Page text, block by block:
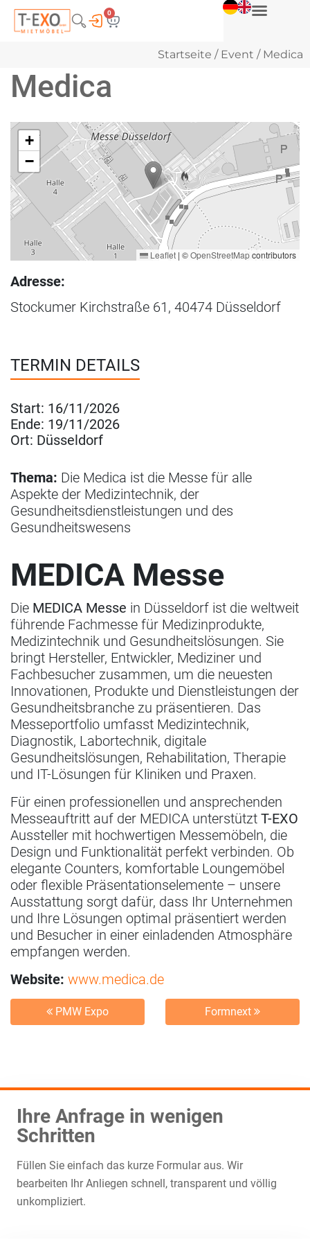
0
Startseite / Event / Medica
Medica
+
−
Leaflet | ©OpenStreetMapcontributors
Adresse:
Stockumer Kirchstraße 61, 40474 Düsseldorf
TERMIN DETAILS
Start: 16/11/2026
Ende: 19/11/2026
Ort: Düsseldorf
Thema: Die Medica ist die Messe für alle
Aspekte der Medizintechnik, der
Gesundheitsdienstleistungen und des
Gesundheitswesens
MEDICA Messe
Die MEDICA Messe in Düsseldorf ist die weltweit
führende Fachmesse für Medizinprodukte,
Medizintechnik und Gesundheitslösungen. Sie
bringt Hersteller, Entwickler, Mediziner und
Fachbesucher zusammen, um die neuesten
Innovationen, Produkte und Dienstleistungen der
Gesundheitsbranche zu präsentieren. Das
Messeportfolio umfasst Medizintechnik,
Diagnostik, Labortechnik, digitale
Gesundheitslösungen, Rehabilitation, Therapie
und IT-Lösungen für Kliniken und Praxen.
Für einen professionellen und ansprechenden
Messeauftritt auf der MEDICA unterstützt T-EXO
Aussteller mit hochwertigen Messemöbeln, die
Design und Funktionalität perfekt verbinden. Ob
elegante Counters, komfortable Loungemöbel
oder flexible Präsentationselemente – unsere
Ausstattung sorgt dafür, dass Ihr Unternehmen
und Ihre Lösungen optimal präsentiert werden
und Besucher in einer einladenden Atmosphäre
empfangen werden.
Website: www.medica.de
PMW Expo Formnext
Ihre Anfrage in wenigen
Schritten
Füllen Sie einfach das kurze Formular aus. Wir
bearbeiten Ihr Anliegen schnell, transparent und völlig
unkompliziert.